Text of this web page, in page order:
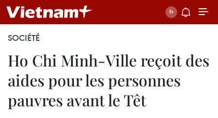
SOCIÉTÉ
Ho Chi Minh-Ville reçoit des
aides pour les personnes
pauvres avant le Têt